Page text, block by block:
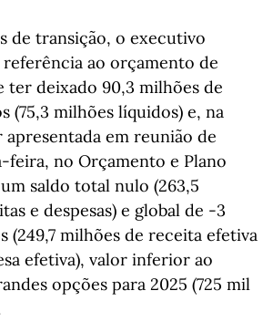
de transição, o executivo
ao orçamento de
ter deixado 90,3 milhões de
(75,3 milhões líquidos) e, na
em reunião de
feira, no Orçamento e Plano
saldo total nulo (263,5
e despesas) e global de -3
(249,7 milhões de receita efetiva
efetiva), valor inferior ao
opções para 2025 (725 mil